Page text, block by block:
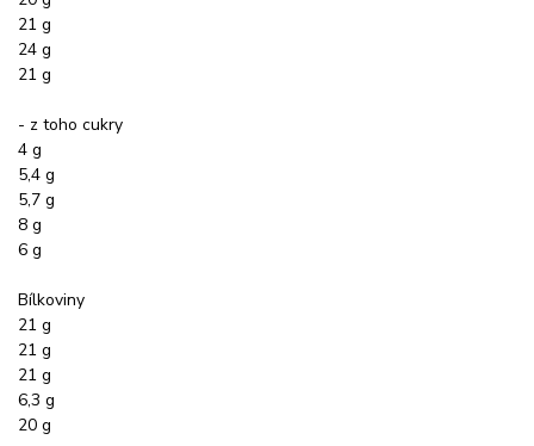
21 g
24 g
21 g
- z toho cukry
4 g
5,4 g
5,7 g
8 g
6 g
Bílkoviny
21 g
21 g
21 g
6,3 g
20 g